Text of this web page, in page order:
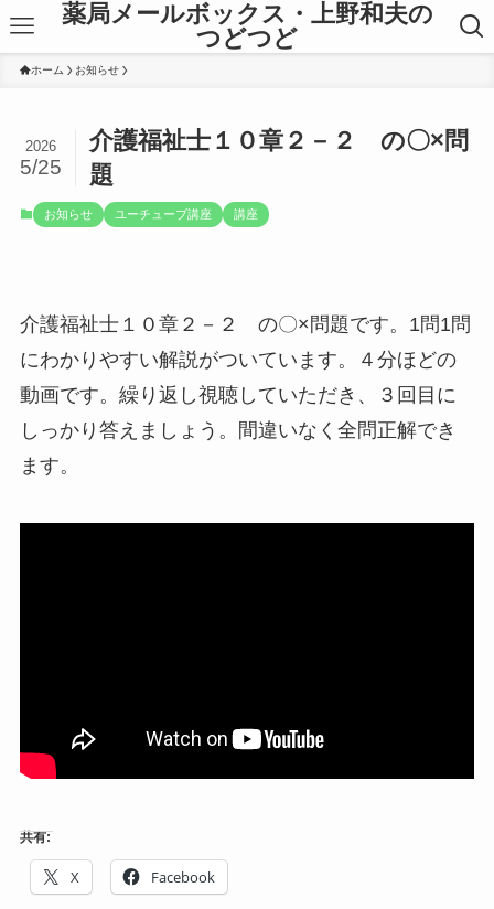
薬局メールボックス・上野和夫の
つどつど
ホーム お知らせ
介護福祉士１０章２－２ の〇×問
題
2026
5/25
お知らせ ユーチューブ講座 講座
介護福祉士１０章２－２ の〇×問題です。1問1問
にわかりやすい解説がついています。４分ほどの
動画です。繰り返し視聴していただき、３回目に
しっかり答えましょう。間違いなく全問正解でき
ます。
共有:
X Facebook